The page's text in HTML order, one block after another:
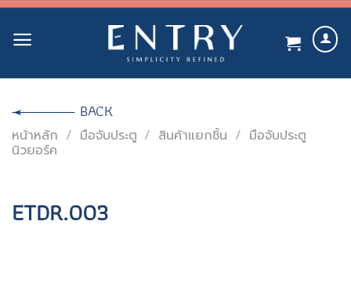
Skip
content
BACK
หน้าหลัก / มือจับประตู / สินค้าแยกชิ้น / มือจับประตู
นิวยอร์ค
ETDR.003